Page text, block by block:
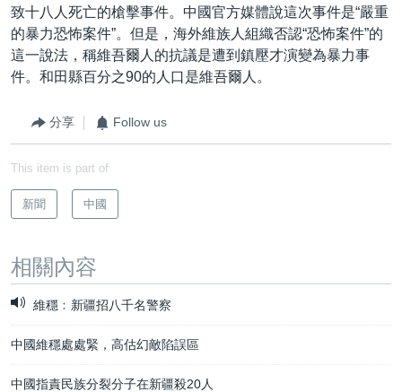
建國史話
廣播節目表
其他語言網站
致十八人死亡的槍擊事件。中國官方媒體說這次事件是“嚴重
的暴力恐怖案件”。但是，海外維族人組織否認“恐怖案件”的
這一說法，稱維吾爾人的抗議是遭到鎮壓才演變為暴力事
件。和田縣百分之90的人口是維吾爾人。
分享 Follow us
This item is part of
新聞 中國
相關內容
維穩﹕新疆招八千名警察
中國維穩處處緊，高估幻敵陷誤區
中國指責民族分裂分子在新疆殺20人